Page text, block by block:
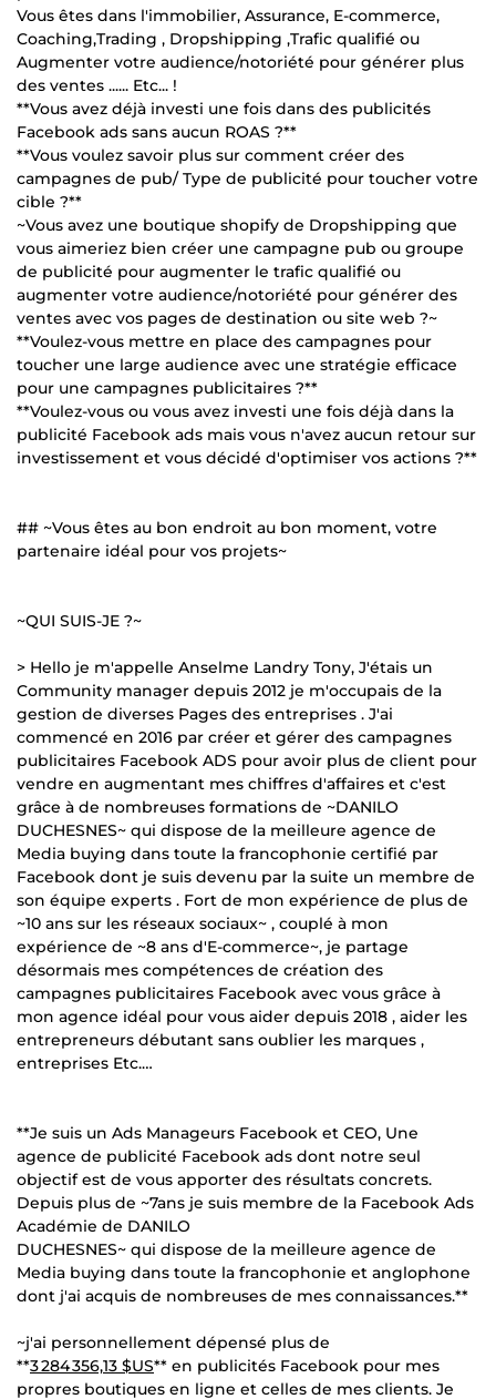
Vous êtes dans l'immobilier, Assurance, E-commerce,
Coaching,Trading , Dropshipping ,Trafic qualifié ou
Augmenter votre audience/notoriété pour générer plus
des ventes ...... Etc... !
**Vous avez déjà investi une fois dans des publicités
Facebook ads sans aucun ROAS ?**
**Vous voulez savoir plus sur comment créer des
campagnes de pub/ Type de publicité pour toucher votre
cible ?**
~Vous avez une boutique shopify de Dropshipping que
vous aimeriez bien créer une campagne pub ou groupe
de publicité pour augmenter le trafic qualifié ou
augmenter votre audience/notoriété pour générer des
ventes avec vos pages de destination ou site web ?~
**Voulez-vous mettre en place des campagnes pour
toucher une large audience avec une stratégie efficace
pour une campagnes publicitaires ?**
**Voulez-vous ou vous avez investi une fois déjà dans la
publicité Facebook ads mais vous n'avez aucun retour sur
investissement et vous décidé d'optimiser vos actions ?**
## ~Vous êtes au bon endroit au bon moment, votre
partenaire idéal pour vos projets~
~QUI SUIS-JE ?~
> Hello je m'appelle Anselme Landry Tony, J'étais un
Community manager depuis 2012 je m'occupais de la
gestion de diverses Pages des entreprises . J'ai
commencé en 2016 par créer et gérer des campagnes
publicitaires Facebook ADS pour avoir plus de client pour
vendre en augmentant mes chiffres d'affaires et c'est
grâce à de nombreuses formations de ~DANILO
DUCHESNES~ qui dispose de la meilleure agence de
Media buying dans toute la francophonie certifié par
Facebook dont je suis devenu par la suite un membre de
son équipe experts . Fort de mon expérience de plus de
~10 ans sur les réseaux sociaux~ , couplé à mon
expérience de ~8 ans d'E-commerce~, je partage
désormais mes compétences de création des
campagnes publicitaires Facebook avec vous grâce à
mon agence idéal pour vous aider depuis 2018 , aider les
entrepreneurs débutant sans oublier les marques ,
entreprises Etc.…
**Je suis un Ads Manageurs Facebook et CEO, Une
agence de publicité Facebook ads dont notre seul
objectif est de vous apporter des résultats concrets.
Depuis plus de ~7ans je suis membre de la Facebook Ads
Académie de DANILO
DUCHESNES~ qui dispose de la meilleure agence de
Media buying dans toute la francophonie et anglophone
dont j'ai acquis de nombreuses de mes connaissances.**
~j'ai personnellement dépensé plus de
**3 284 356,13 $US** en publicités Facebook pour mes
propres boutiques en ligne et celles de mes clients. Je